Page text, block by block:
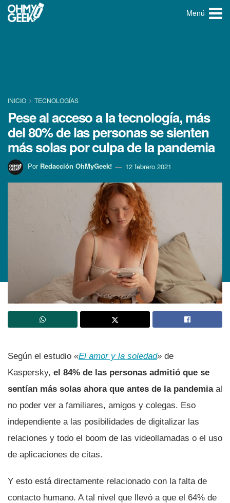
Menú
INICIO TECNOLOGÍ­AS
Pese al acceso a la tecnologí­a, más
del 80% de las personas se sienten
más solas por culpa de la pandemia
Por Redacción OhMyGeek! 12 febrero 2021
Según el estudio «El amor y la soledad» de
Kaspersky, el 84% de las personas admitió que se
sentí­an más solas ahora que antes de la pandemiaal
no poder ver a familiares, amigos y colegas. Eso
independiente a las posibilidades de digitalizar las
relaciones y todo el boom de las videollamadas o el uso
de aplicaciones de citas.
Y esto está directamente relacionado con la falta de
contacto humano. A tal nivel que llevó a que el 64% de